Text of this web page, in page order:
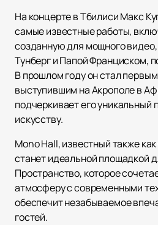
На концерте в Тбилиси Макс
самые известные работы,
созданную для мощного видео,
Тунберг и Папой Франциском,
В прошлом году он стал
выступившим на Акрополе в
подчеркивает его уникальный
искусству.
Mono Hall, известный также
станет идеальной площадкой
Пространство, которое
атмосферу с современными
обеспечит незабываемое
гостей.